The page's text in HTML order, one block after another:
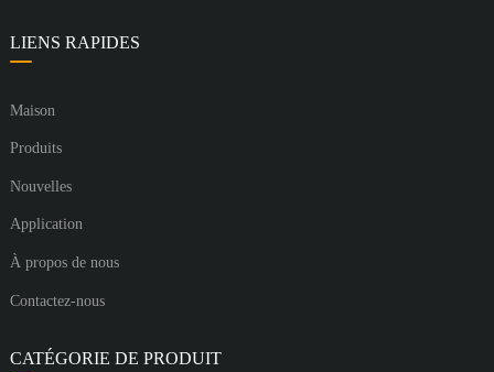
LIENS RAPIDES
Maison
Produits
Nouvelles
Application
À propos de nous
Contactez-nous
CATÉGORIE DE PRODUIT